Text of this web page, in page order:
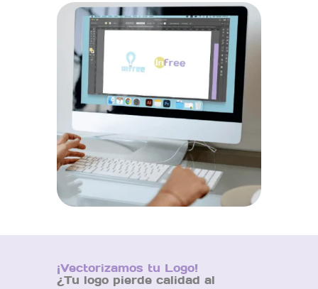
¡Vectorizamos tu Logo!
¿Tu logo pierde calidad al